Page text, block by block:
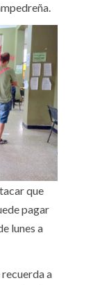
que
pagar
lunes a
recuerda a